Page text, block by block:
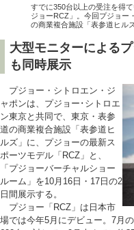
すでに350台以上の受注を得
ジョーRCZ」。今回プジョー
の商業複合施設「表参道ヒル
大型モニターによる
も同時展示
プジョー・シトロエン・ジ
ャポンは、プジョー･シトロエ
ン東京と共同で、東京・表参
道の商業複合施設「表参道ヒ
ルズ」に、プジョーの最新ス
ポーツモデル「RCZ」と、
「プジョーバーチャルショー
ルーム」を10月16日・17日の2
日間展示する。
プジョー「RCZ」は日本市
場では今年5月にデビュー。7月